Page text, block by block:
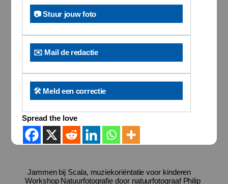
📷 Stuur jouw foto
✉️ Mail de redactie
🛠️ Meld een correctie
Spread the love
Jammen bij Scala, muziekoriëntatie voor kinderen
Workshop Natuurfotografie door natuurfotograaf Philip